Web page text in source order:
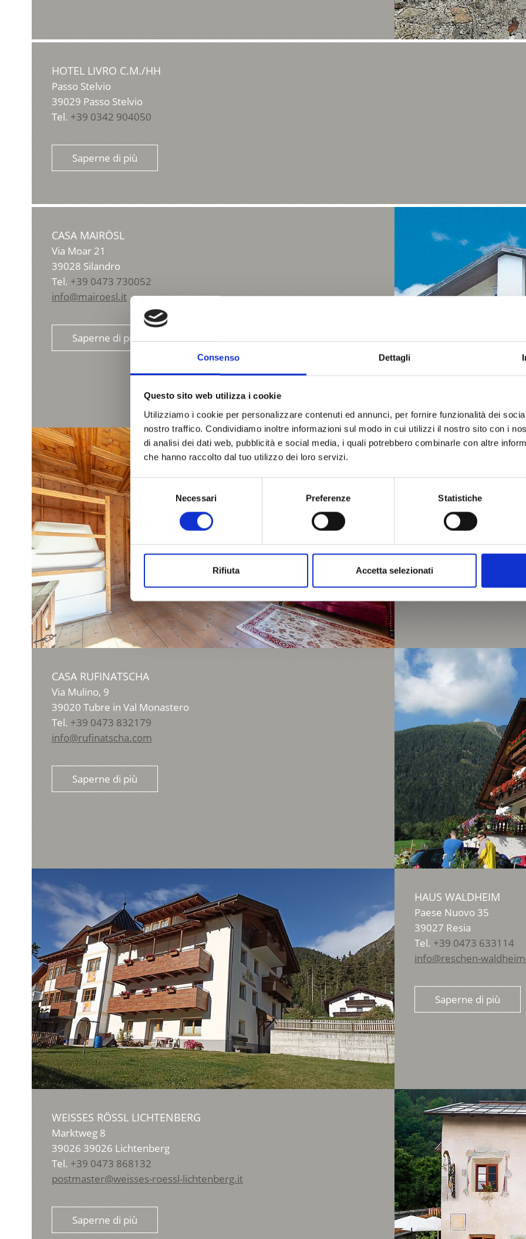
Consenso Dettagli
Questo sito web utilizza i cookie
Utilizziamo i cookie per personalizzare contenuti ed annunci, per fornire funzionalità dei
nostro traffico. Condividiamo inoltre informazioni sul modo in cui utilizzi il nostro sito con i
di analisi dei dati web, pubblicità e social media, i quali potrebbero combinarle con altre
che hanno raccolto dal tuo utilizzo dei loro servizi.
Selezione
del
Necessari Preferenze Statistiche
Rifiuta Accetta selezionati
HOTEL LIVRO C.M./HH
Passo Stelvio
39029 Passo Stelvio
Tel. +39 0342 904050
Saperne di più
CASA MAIRÖSL
Via Moar 21
39028 Silandro
Tel. +39 0473 730052
info@mairoesl.it
Saperne di più
+39 347 2262927
Saperne di più
CASA RUFINATSCHA
Via Mulino, 9
39020 Tubre in Val Monastero
Tel. +39 0473 832179
info@rufinatscha.com
Saperne di più
HAUS WALDHEIM
Paese Nuovo 35
39027 Resia
Tel. +39 0473 633114
info@reschen-
Saperne di più
WEISSES RÖSSL LICHTENBERG
Marktweg 8
39026 39026 Lichtenberg
Tel. +39 0473 868132
postmaster@weisses-roessl-lichtenberg.it
Saperne di più